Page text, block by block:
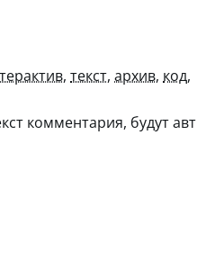
, текст, архив, код,
комментария, будут авт